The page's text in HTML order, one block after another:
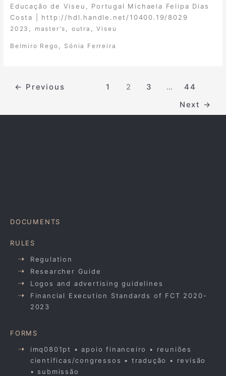
Educação de Viseu, Portugal Michaela Felipa Dias
Costa | http://hdl.handle.net/10400.19/8029
2023 master's outra ,Viseu
Belmiro Rego Sónia Ferreira
← Previous 1 2 3 …
44
Next
→
DOCUMENTS
RULES
Regulation
Researcher Guide
Logos and advertising guidelines
Financial Execution Standards of FCT 2020-
2023
FORMS
imq0801pt • apoio financeiro • reuniões
científicas/congressos • tradução • revisão
• submissão